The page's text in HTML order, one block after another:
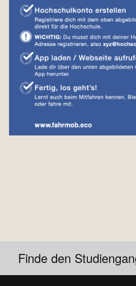
Finde den